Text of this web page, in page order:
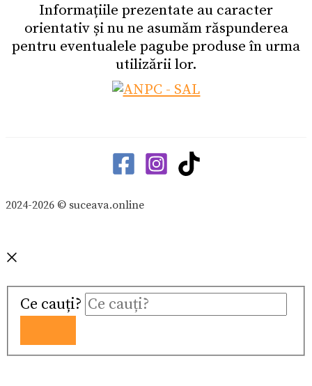
Informațiile prezentate au caracter
orientativ și nu ne asumăm răspunderea
pentru eventualele pagube produse în urma
utilizării lor.
2024-2026 © suceava.online
Ce cauți?